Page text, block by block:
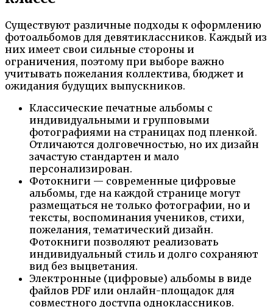
Существуют различные подходы к оформлению
фотоальбомов для девятиклассников. Каждый из
них имеет свои сильные стороны и
ограничения, поэтому при выборе важно
учитывать пожелания коллектива, бюджет и
ожидания будущих выпускников.
Классические печатные альбомы с
индивидуальными и групповыми
фотографиями на страницах под пленкой.
Отличаются долговечностью, но их дизайн
зачастую стандартен и мало
персонализирован.
Фотокниги — современные цифровые
альбомы, где на каждой странице могут
размещаться не только фотографии, но и
тексты, воспоминания учеников, стихи,
пожелания, тематический дизайн.
Фотокниги позволяют реализовать
индивидуальный стиль и долго сохраняют
вид без выцветания.
Электронные (цифровые) альбомы в виде
файлов PDF или онлайн-площадок для
совместного доступа одноклассников.